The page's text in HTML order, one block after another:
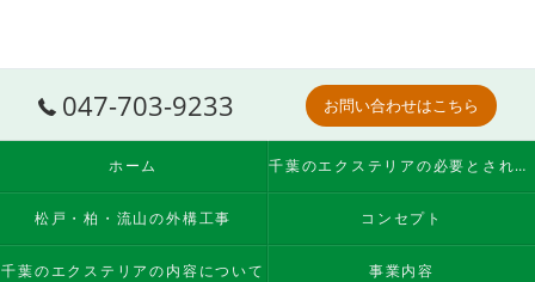
047-703-9233 お問い合わせはこちら
ホーム 千葉のエクステリアの必要とされる理由
松戸・柏・流山の外構工事 コンセプト
千葉のエクステリアの内容について 事業内容